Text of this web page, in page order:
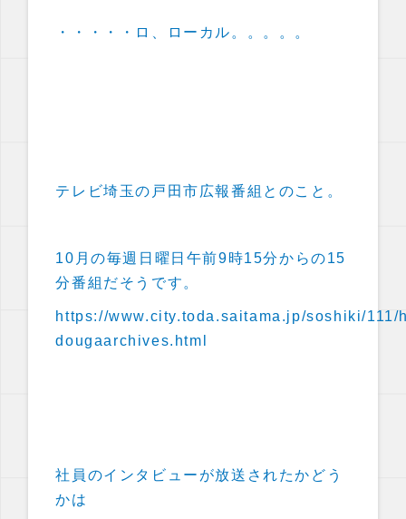
・・・・・ロ、ローカル。。。。。
テレビ埼玉の戸田市広報番組とのこと。
10月の毎週日曜日午前9時15分からの15
分番組だそうです。
https://www.city.toda.saitama.jp/soshiki/111/
dougaarchives.html
社員のインタビューが放送されたかどう
かは